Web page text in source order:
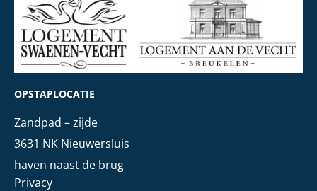
OPSTAPLOCATIE
Zandpad – zijde
3631 NK Nieuwersluis
haven naast de brug
Privacy